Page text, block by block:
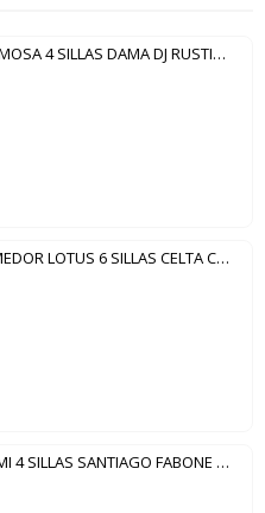
CONJUNTO FORMOSA 4 SILLAS DAMA DJ RUSTICO TERRARA
CONJUNTO COMEDOR LOTUS 6 SILLAS CELTA CEDRO GOLD|51C
CONJUNTO MIAMI 4 SILLAS SANTIAGO FABONE BLANCO CRAQUELADO|NEGRO